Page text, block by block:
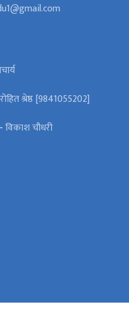
रोहित श्रेष्ठ [9841055202]
विकाश चौधरी